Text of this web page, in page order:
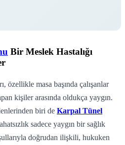
Bir Meslek Hastalığı
özellikle masa başında çalışanlar
kişiler arasında oldukça yaygın.
biri de Karpal Tünel
sadece yaygın bir sağlık
doğrudan ilişkili, hukuken